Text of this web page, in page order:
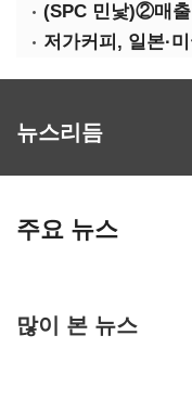
저가커피, 일본·
뉴스리듬
주요 뉴스
많이 본 뉴스